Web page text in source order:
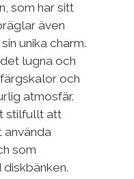
som har sitt
även
unika charm.
lugna och
och
atmosfär.
stilfullt att
använda
som